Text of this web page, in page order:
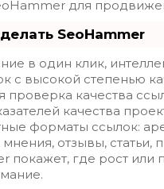
для
SeoHammer
в один клик,
с высокой степенью
проверка качества
качества
форматы ссылок:
отзывы, статьи,
покажет, где рост или